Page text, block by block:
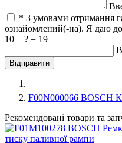
* З умовами отримання
ознайомлений(-на). Я даю
10 + ? = 19
F00N000066 BOSCH
Рекомендовані товари та